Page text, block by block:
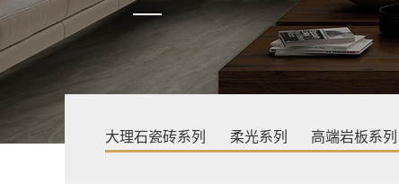
大理石瓷砖系列 柔光系列 高端岩板系列